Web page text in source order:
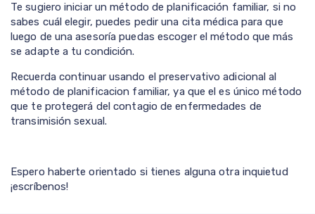
Te sugiero iniciar un método de planificación familiar, si no
sabes cuál elegir, puedes pedir una cita médica para que
luego de una asesoría puedas escoger el método que más
se adapte a tu condición.
Recuerda continuar usando el preservativo adicional al
método de planificacion familiar, ya que el es único método
que te protegerá del contagio de enfermedades de
transimisión sexual.
Espero haberte orientado si tienes alguna otra inquietud
¡escríbenos!